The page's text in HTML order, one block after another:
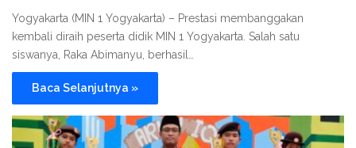
Yogyakarta (MIN 1 Yogyakarta) – Prestasi membanggakan
kembali diraih peserta didik MIN 1 Yogyakarta. Salah satu
siswanya, Raka Abimanyu, berhasil…
Baca Selanjutnya »